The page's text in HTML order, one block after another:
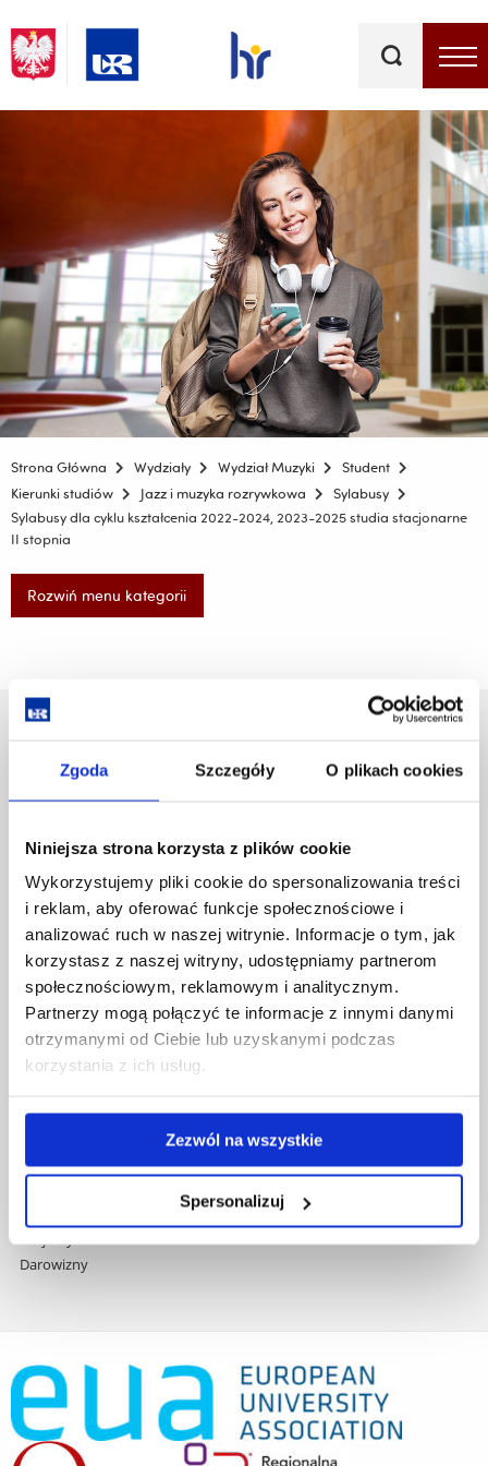
Zgoda Szczegóły O plikach cookies
Niniejsza strona korzysta z plików cookie
Wykorzystujemy pliki cookie do spersonalizowania treści
i reklam, aby oferować funkcje społecznościowe i
analizować ruch w naszej witrynie. Informacje o tym, jak
korzystasz z naszej witryny, udostępniamy partnerom
społecznościowym, reklamowym i analitycznym.
Partnerzy mogą połączyć te informacje z innymi danymi
otrzymanymi od Ciebie lub uzyskanymi podczas
korzystania z ich usług.
Zezwól na wszystkie
Spersonalizuj
kluczowe
Strona Główna Wydziały Wydział Muzyki
Student
Kierunki studiów
Jazz i muzyka rozrywkowa
Sylabusy
Sylabusy dla cyklu kształcenia 2022-2024, 2023-2025 studia stacjonarne
II stopnia
Rozwiń menu kategorii
Al. Tadeusza Rejtana 16C
nawigację
przejdź
do
treści
Polityka prywatności
Mapa serwisu
Biblioteka
Wydawnictwo
Covid info
Studia podyplomowe
Praca na UR
Zamówienia publiczne
Fundusze strukturalne
Projekty współfinansowane przez UE
Wynajem sal
Dane kontaktowe
Darowizny